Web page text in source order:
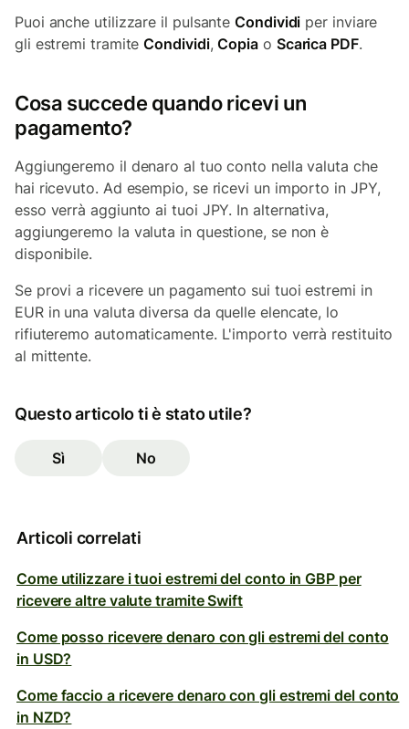
Puoi anche utilizzare il pulsanteCondividi per inviare
gli estremi tramiteCondividi,Copia o Scarica PDF.
Cosa succede quando ricevi un
pagamento?
Aggiungeremo il denaro al tuo conto nella valuta che
hai ricevuto. Ad esempio, se ricevi un importo in JPY,
esso verrà aggiunto ai tuoi JPY. In alternativa,
aggiungeremo la valuta in questione, se non è
disponibile.
Se provi a ricevere un pagamento sui tuoi estremi in
EUR in una valuta diversa da quelle elencate, lo
rifiuteremo automaticamente. L'importo verrà restituito
al mittente.
Questo articolo ti è stato utile?
Sì No
Articoli correlati
Come utilizzare i tuoi estremi del conto in GBP per
ricevere altre valute tramite Swift
Come posso ricevere denaro con gli estremi del conto
in USD?
Come faccio a ricevere denaro con gli estremi del conto
in NZD?